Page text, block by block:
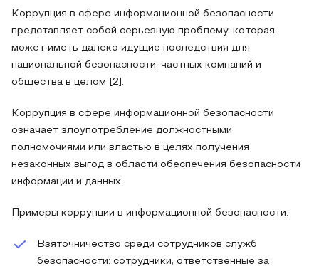
Коррупция в сфере информационной безопасности
представляет собой серьезную проблему, которая
может иметь далеко идущие последствия для
национальной безопасности, частных компаний и
общества в целом [2].
Коррупция в сфере информационной безопасности
означает злоупотребление должностными
полномочиями или властью в целях получения
незаконных выгод в области обеспечения безопасности
информации и данных.
Примеры коррупции в информационной безопасности:
Взяточничество среди сотрудников служб
безопасности: сотрудники, ответственные за